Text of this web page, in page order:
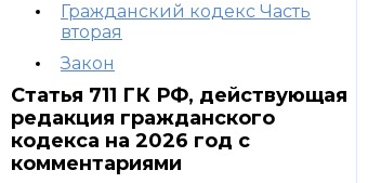
Гражданский кодекс Часть
вторая
Закон
Статья 711 ГК РФ, действующая
редакция гражданского
кодекса на 2026 год с
комментариями